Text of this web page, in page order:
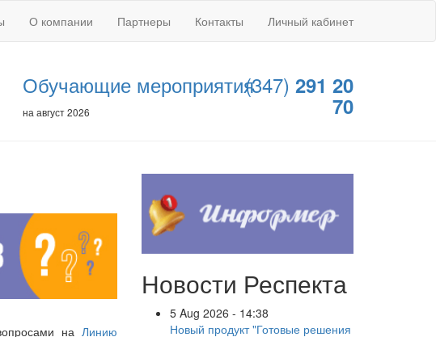
О компании Партнеры Контакты Личный кабинет
Обучающие мероприятия
на август 2026
(347) 291 20
70
на Линию
Новости Респекта
5 Aug 2026 - 14:38
Новый продукт "Готовые решения